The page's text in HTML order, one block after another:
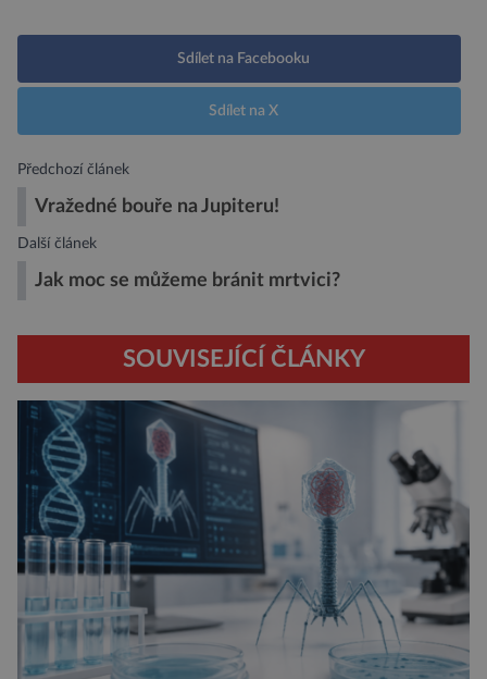
Sdílet na Facebooku
Sdílet na X
Předchozí článek
Vražedné bouře na Jupiteru!
Další článek
Jak moc se můžeme bránit mrtvici?
SOUVISEJÍCÍ ČLÁNKY